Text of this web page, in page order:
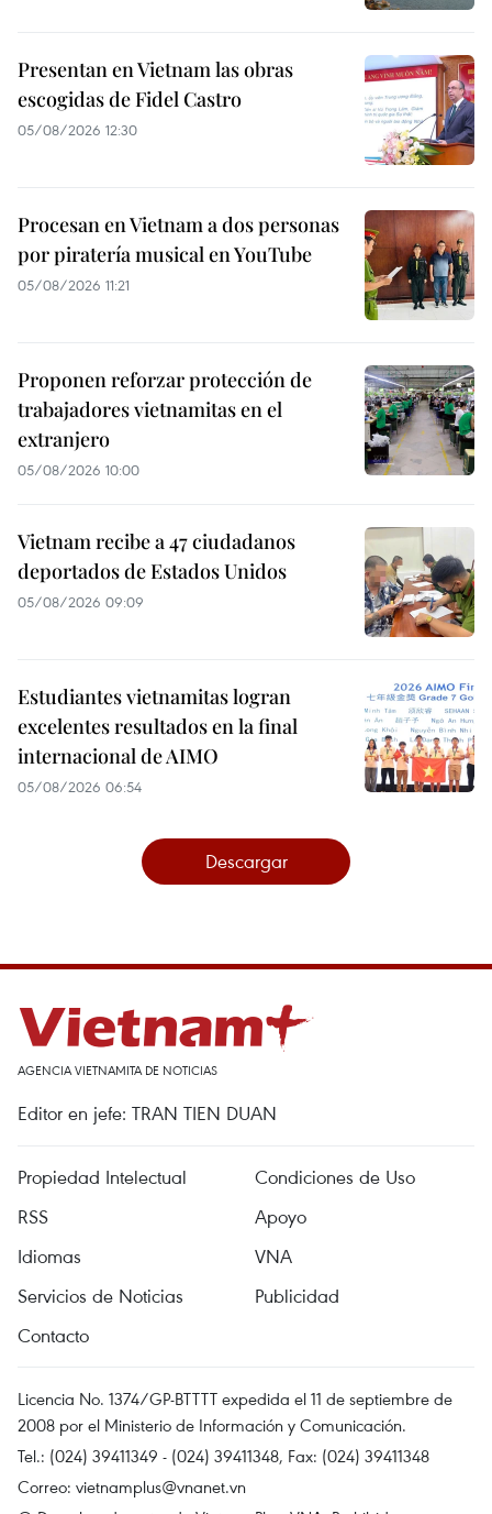
Presentan en Vietnam las obras
escogidas de Fidel Castro
05/08/2026 12:30
Procesan en Vietnam a dos personas
por piratería musical en YouTube
05/08/2026 11:21
Proponen reforzar protección de
trabajadores vietnamitas en el
extranjero
05/08/2026 10:00
Vietnam recibe a 47 ciudadanos
deportados de Estados Unidos
05/08/2026 09:09
Estudiantes vietnamitas logran
excelentes resultados en la final
internacional de AIMO
05/08/2026 06:54
Descargar
AGENCIA VIETNAMITA DE NOTICIAS
Editor en jefe: TRAN TIEN DUAN
Propiedad Intelectual
Condiciones de Uso
RSS
Apoyo
Idiomas
VNA
Servicios de Noticias
Publicidad
Contacto
Licencia No. 1374/GP-BTTTT expedida el 11 de septiembre de
2008 por el Ministerio de Información y Comunicación.
Tel.: (024) 39411349 - (024) 39411348, Fax: (024) 39411348
Correo: vietnamplus@vnanet.vn